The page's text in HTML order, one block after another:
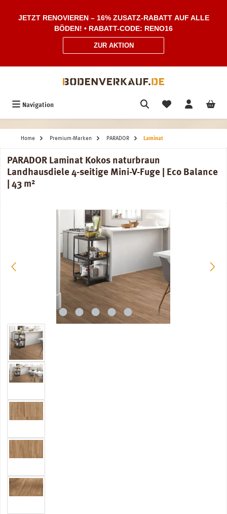
JETZT RENOVIEREN – 16% ZUSATZ-RABATT AUF ALLE
BÖDEN! • RABATT-CODE: RENO16
ZUR AKTION
Navigation
Home Premium-Marken PARADOR Laminat
PARADOR Laminat Kokos naturbraun
Landhausdiele 4-seitige Mini-V-Fuge | Eco Balance
| 43 m²